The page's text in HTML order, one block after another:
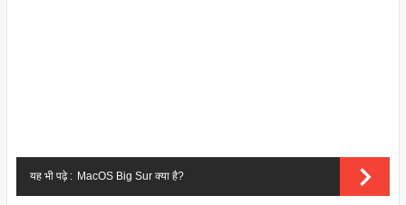
यह भी पढ़े : MacOS Big Sur क्या है?